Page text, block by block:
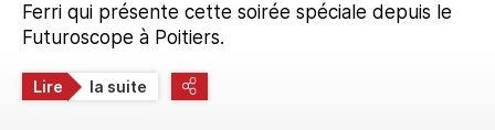
Ferri qui présente cette soirée spéciale depuis le
Futuroscope à Poitiers.
Lire la suite